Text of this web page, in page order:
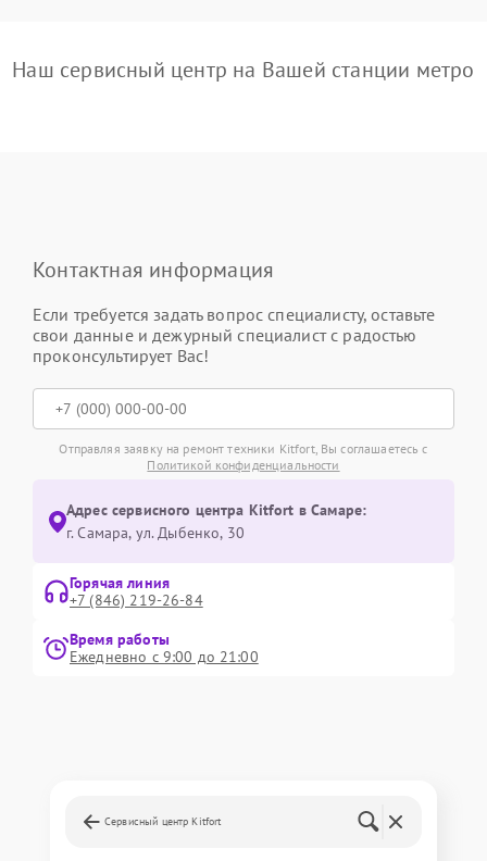
Наш сервисный центр на Вашей станции метро
Контактная информация
Если требуется задать вопрос специалисту, оставьте
свои данные и дежурный специалист с радостью
проконсультирует Вас!
Отправляя заявку на ремонт техники Kitfort, Вы соглашаетесь с
Политикой конфиденциальности
Адрес сервисного центра Kitfort в Самаре:
г. Самара, ул. Дыбенко, 30
Горячая линия
+7 (846) 219-26-84
Время работы
Ежедневно с 9:00 до 21:00
Сервисный центр Kitfort